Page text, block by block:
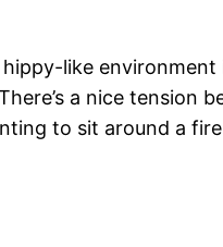
like environment
a nice tension
to sit around a